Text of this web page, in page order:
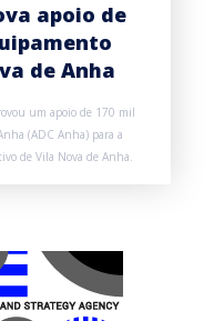
apoio de
de Anha
um apoio de 170 mil
(ADC Anha) para a
de Vila Nova de Anha.